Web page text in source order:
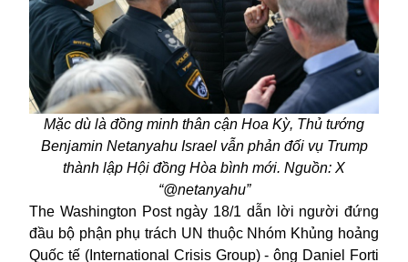
Mặc dù là đồng minh thân cận Hoa Kỳ, Thủ tướng
Benjamin Netanyahu Israel vẫn phản đối vụ Trump
thành lập Hội đồng Hòa bình mới. Nguồn: X
“@netanyahu”
The Washington Post ngày 18/1 dẫn lời người đứng
đầu bộ phận phụ trách UN thuộc Nhóm Khủng hoảng
Quốc tế (International Crisis Group) - ông Daniel Forti